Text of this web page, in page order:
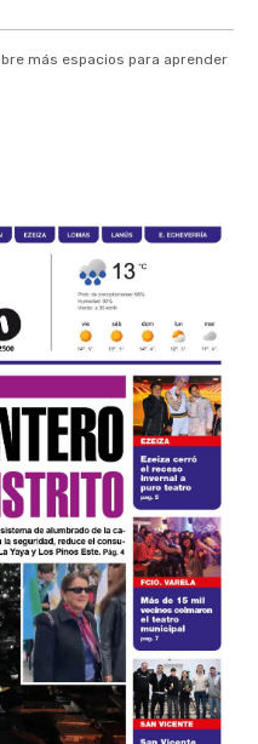
más espacios para aprender